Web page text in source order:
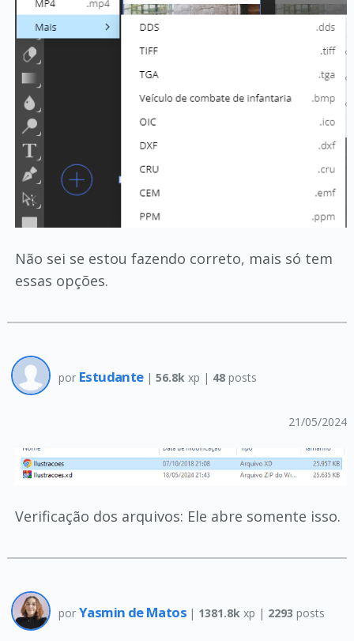
Não sei se estou fazendo correto, mais só tem
essas opções.
por Estudante | 56.8kxp | 48posts
21/05/2024
Verificação dos arquivos: Ele abre somente isso.
por Yasmin de Matos | 1381.8k xp | 2293 posts